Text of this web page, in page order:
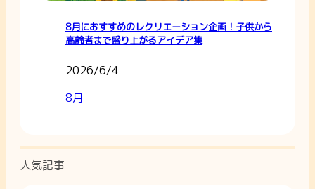
8月におすすめのレクリエーション企画！子供から
高齢者まで盛り上がるアイデア集
2026/6/4
8月
人気記事